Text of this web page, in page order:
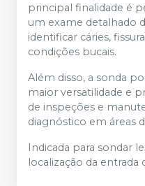
principal finalidade é
um exame detalhado
identificar cáries,
condições bucais.
Além disso, a sonda
maior versatilidade e
de inspeções e
diagnóstico em áreas
Indicada para sondar
localização da entrada